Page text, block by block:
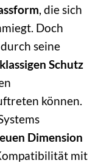
, die sich
Doch
seine
Schutz
können.
Dimension
mit